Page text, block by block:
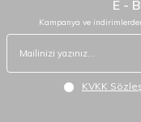
E -
Kampanya ve
KVKK